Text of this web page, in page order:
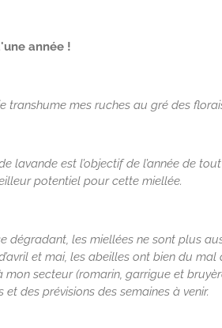
année !
mes ruches au gré des
lavande est l’objectif de l’année de
potentiel pour cette miellée.
dégradant, les miellées ne sont plus
et mai, les abeilles ont bien du
mon secteur (romarin, garrigue et
des prévisions des semaines à venir.